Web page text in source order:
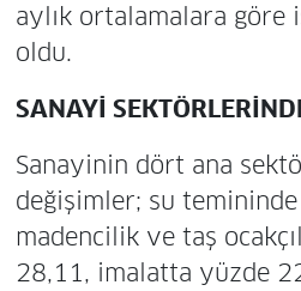
aylık ortalamalara göre
oldu.
SANAYİ
Sanayinin dört ana
değişimler; su
madencilik ve taş
28,11, imalatta yüzde